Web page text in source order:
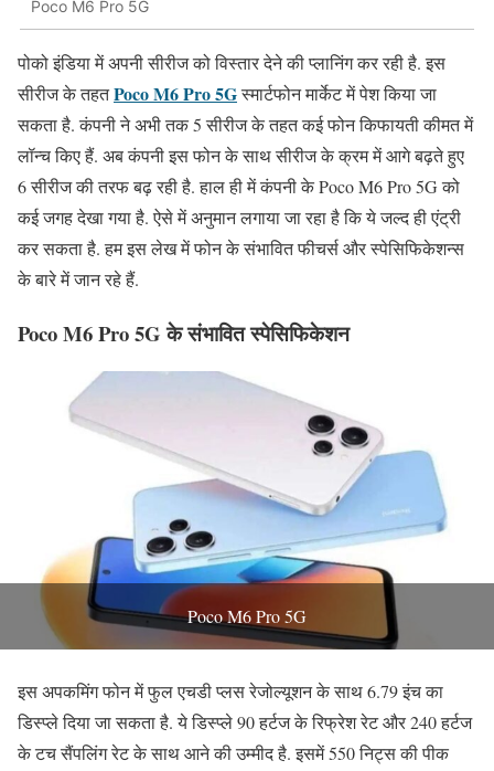
Poco M6 Pro 5G
पोको इंडिया में अपनी सीरीज को विस्तार देने की प्लानिंग कर रही है. इस
सीरीज के तहतPoco M6 Pro 5Gस्मार्टफोन मार्केट में पेश किया जा
सकता है. कंपनी ने अभी तक 5 सीरीज के तहत कई फोन किफायती कीमत में
लॉन्च किए हैं. अब कंपनी इस फोन के साथ सीरीज के क्रम में आगे बढ़ते हुए
6 सीरीज की तरफ बढ़ रही है. हाल ही में कंपनी के Poco M6 Pro 5G को
कई जगह देखा गया है. ऐसे में अनुमान लगाया जा रहा है कि ये जल्द ही एंट्री
कर सकता है. हम इस लेख में फोन के संभावित फीचर्स और स्पेसिफिकेशन्स
के बारे में जान रहे हैं.
Poco M6 Pro 5G के संभावित स्पेसिफिकेशन
Poco M6 Pro 5G
इस अपकमिंग फोन में फुल एचडी प्लस रेजोल्यूशन के साथ 6.79 इंच का
डिस्प्ले दिया जा सकता है. ये डिस्प्ले 90 हर्टज के रिफ्रेश रेट और 240 हर्टज
के टच सैंपलिंग रेट के साथ आने की उम्मीद है. इसमें 550 निट्स की पीक